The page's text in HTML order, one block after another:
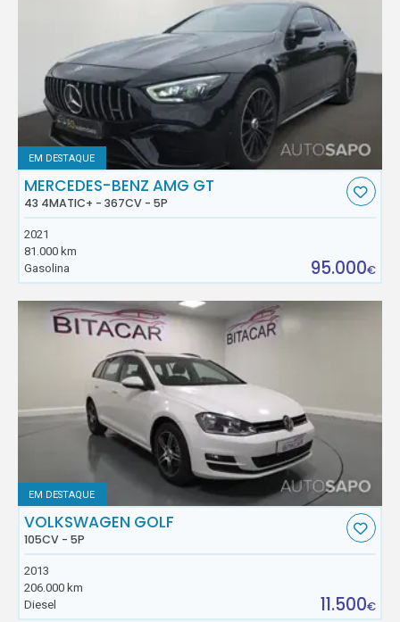
EM DESTAQUE
MERCEDES-BENZ AMG GT
43 4MATIC+ - 367CV - 5P
2021
81.000 km
Gasolina
95.000€
EM DESTAQUE
VOLKSWAGEN GOLF
105CV - 5P
2013
206.000 km
Diesel
11.500€